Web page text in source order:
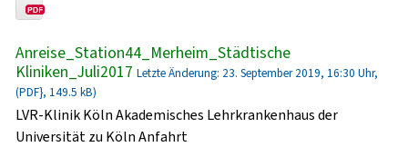
Anreise_Station44_Merheim_Städtische
Kliniken_Juli2017 Letzte Änderung: 23. September 2019, 16:30 Uhr,
(PDF}, 149.5 kB)
LVR-Klinik Köln Akademisches Lehrkrankenhaus der
Universität zu Köln Anfahrt